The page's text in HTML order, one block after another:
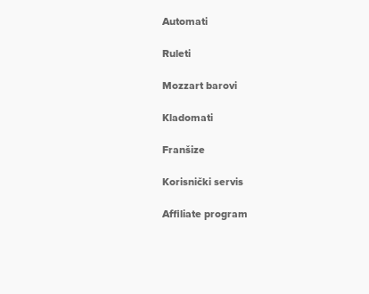
Automati
Ruleti
Mozzart barovi
Kladomati
Franšize
Korisnički servis
Affiliate program